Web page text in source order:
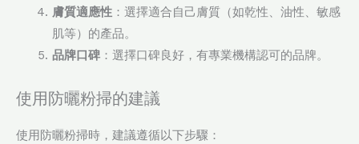
膚質適應性 ：選擇適合自己膚質（如乾性、油性、敏感
肌等）的產品。
品牌口碑 ：選擇口碑良好，有專業機構認可的品牌。
使用防曬粉掃的建議
使用防曬粉掃時，建議遵循以下步驟：